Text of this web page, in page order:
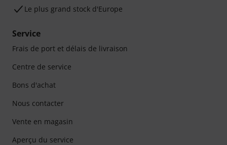
Le plus grand stock d'Europe
Service
Frais de port et délais de livraison
Centre de service
Bons d'achat
Nous contacter
Vente en magasin
Aperçu du service